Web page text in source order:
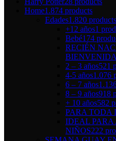
Home1.874 products
Edades1.820 products
+12 años1
Bebé174
RECIÉN
2 – 3 años521
4-5 años1.076
6 – 7 años
8 – 9 años918
+ 10 años582
PARA TODA
IDEAL PARA
NIÑOS222